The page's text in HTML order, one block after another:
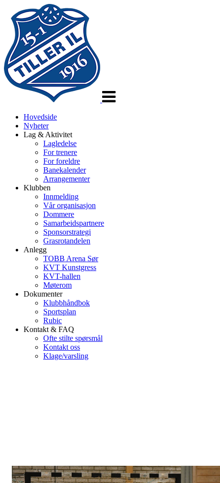
Hovedside
Nyheter
Lag & Aktivitet
Lagledelse
For trenere
For foreldre
Banekalender
Arrangementer
Klubben
Innmelding
Vår organisasjon
Dommere
Samarbeidspartnere
Sponsorstrategi
Grasrotandelen
Anlegg
TOBB Arena Sør
KVT Kunstgress
KVT-hallen
Møterom
Dokumenter
Klubbhåndbok
Sportsplan
Rubic
Kontakt & FAQ
Ofte stilte spørsmål
Kontakt oss
Klage/varsling